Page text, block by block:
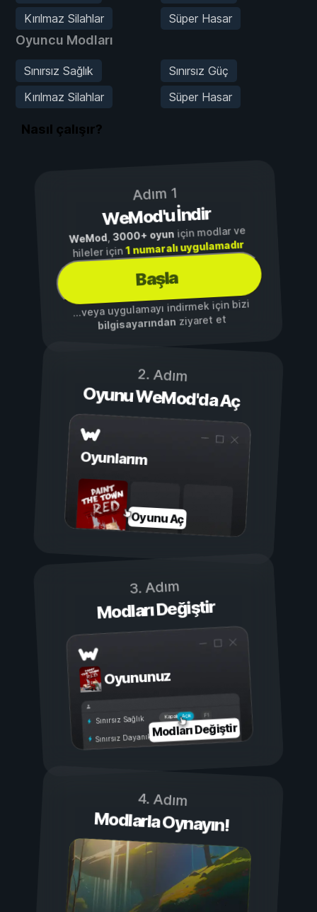
Kırılmaz Silahlar
Süper Hasar
Oyuncu Modları
Sınırsız Sağlık
Sınırsız Güç
Kırılmaz Silahlar
Süper Hasar
Nasıl çalışır?
Adım 1
WeMod'u İndir
WeMod,3000+ oyuniçin modlar ve
hileler için1 numaralı uygulamadır
Başla
...veya uygulamayı indirmek için bizi
bilgisayarından ziyaret et
2. Adım
Oyunu WeMod'da Aç
Oyunlarım
Oyunu Aç
3. Adım
Modları Değiştir
Oyununuz
Açık
Kapalı
Sınırsız Sağlık
Sınırsız DayanıklılıkModları Değiştir
4. Adım
Modlarla Oynayın!